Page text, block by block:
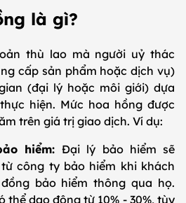
là gì?
thù lao mà người uỷ thác
cấp sản phẩm hoặc dịch vụ)
(đại lý hoặc môi giới) dựa
hiện. Mức hoa hồng được
trên giá trị giao dịch. Ví dụ:
hiểm: Đại lý bảo hiểm sẽ
công ty bảo hiểm khi khách
bảo hiểm thông qua họ.
thể dao động từ 10% - 30%, tùy